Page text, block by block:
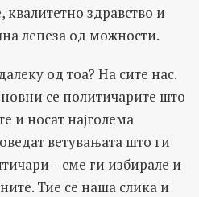
квалитетно здравство и
лепеза од можности.
од тоа? На сите нас.
се политичарите што
и носат најголема
ветувањата што ги
– сме ги избирале и
Тие се наша слика и